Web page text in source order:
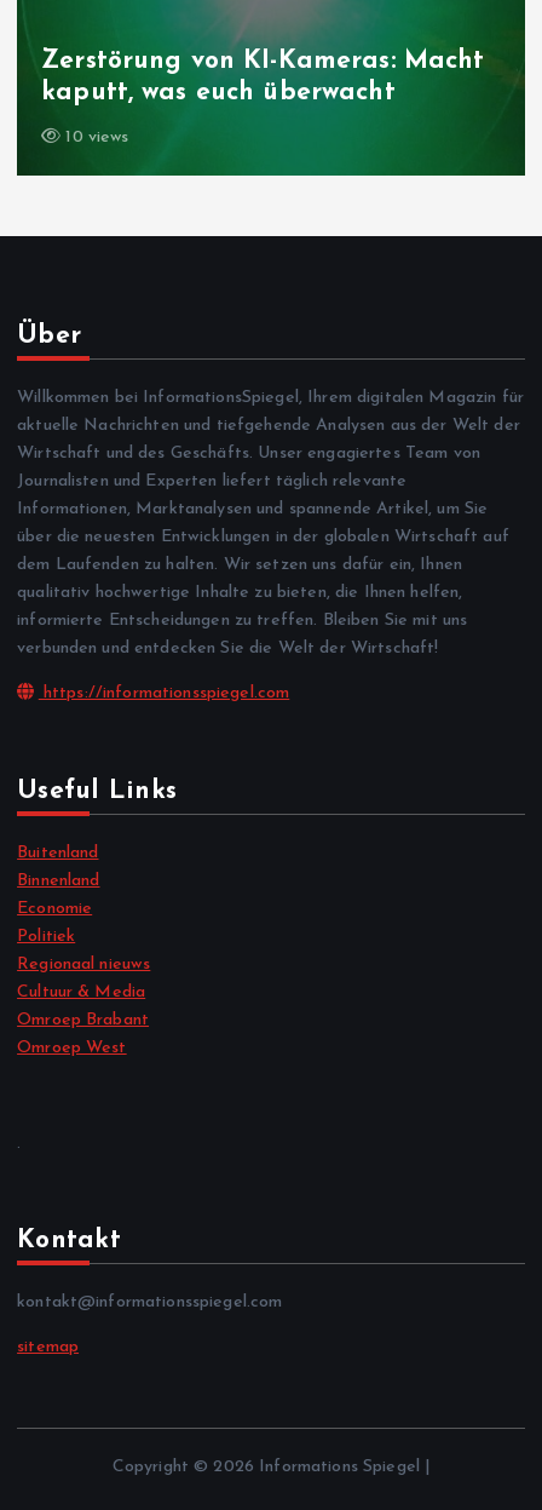
Zerstörung von KI-Kameras: Macht
kaputt, was euch überwacht
10 views
Über
Willkommen bei InformationsSpiegel, Ihrem digitalen Magazin für
aktuelle Nachrichten und tiefgehende Analysen aus der Welt der
Wirtschaft und des Geschäfts. Unser engagiertes Team von
Journalisten und Experten liefert täglich relevante
Informationen, Marktanalysen und spannende Artikel, um Sie
über die neuesten Entwicklungen in der globalen Wirtschaft auf
dem Laufenden zu halten. Wir setzen uns dafür ein, Ihnen
qualitativ hochwertige Inhalte zu bieten, die Ihnen helfen,
informierte Entscheidungen zu treffen. Bleiben Sie mit uns
verbunden und entdecken Sie die Welt der Wirtschaft!
https://informationsspiegel.com
Useful Links
Buitenland
Binnenland
Economie
Politiek
Regionaal nieuws
Cultuur & Media
Omroep Brabant
Omroep West
.
Kontakt
kontakt@informationsspiegel.com
sitemap
Copyright © 2026 Informations Spiegel |